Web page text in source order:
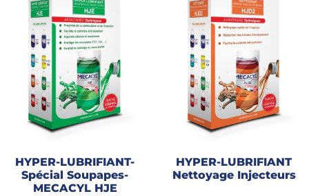
HYPER-LUBRIFIANT-
Spécial Soupapes-
MECACYL HJE
HYPER-LUBRIFIANT
Nettoyage Injecteurs